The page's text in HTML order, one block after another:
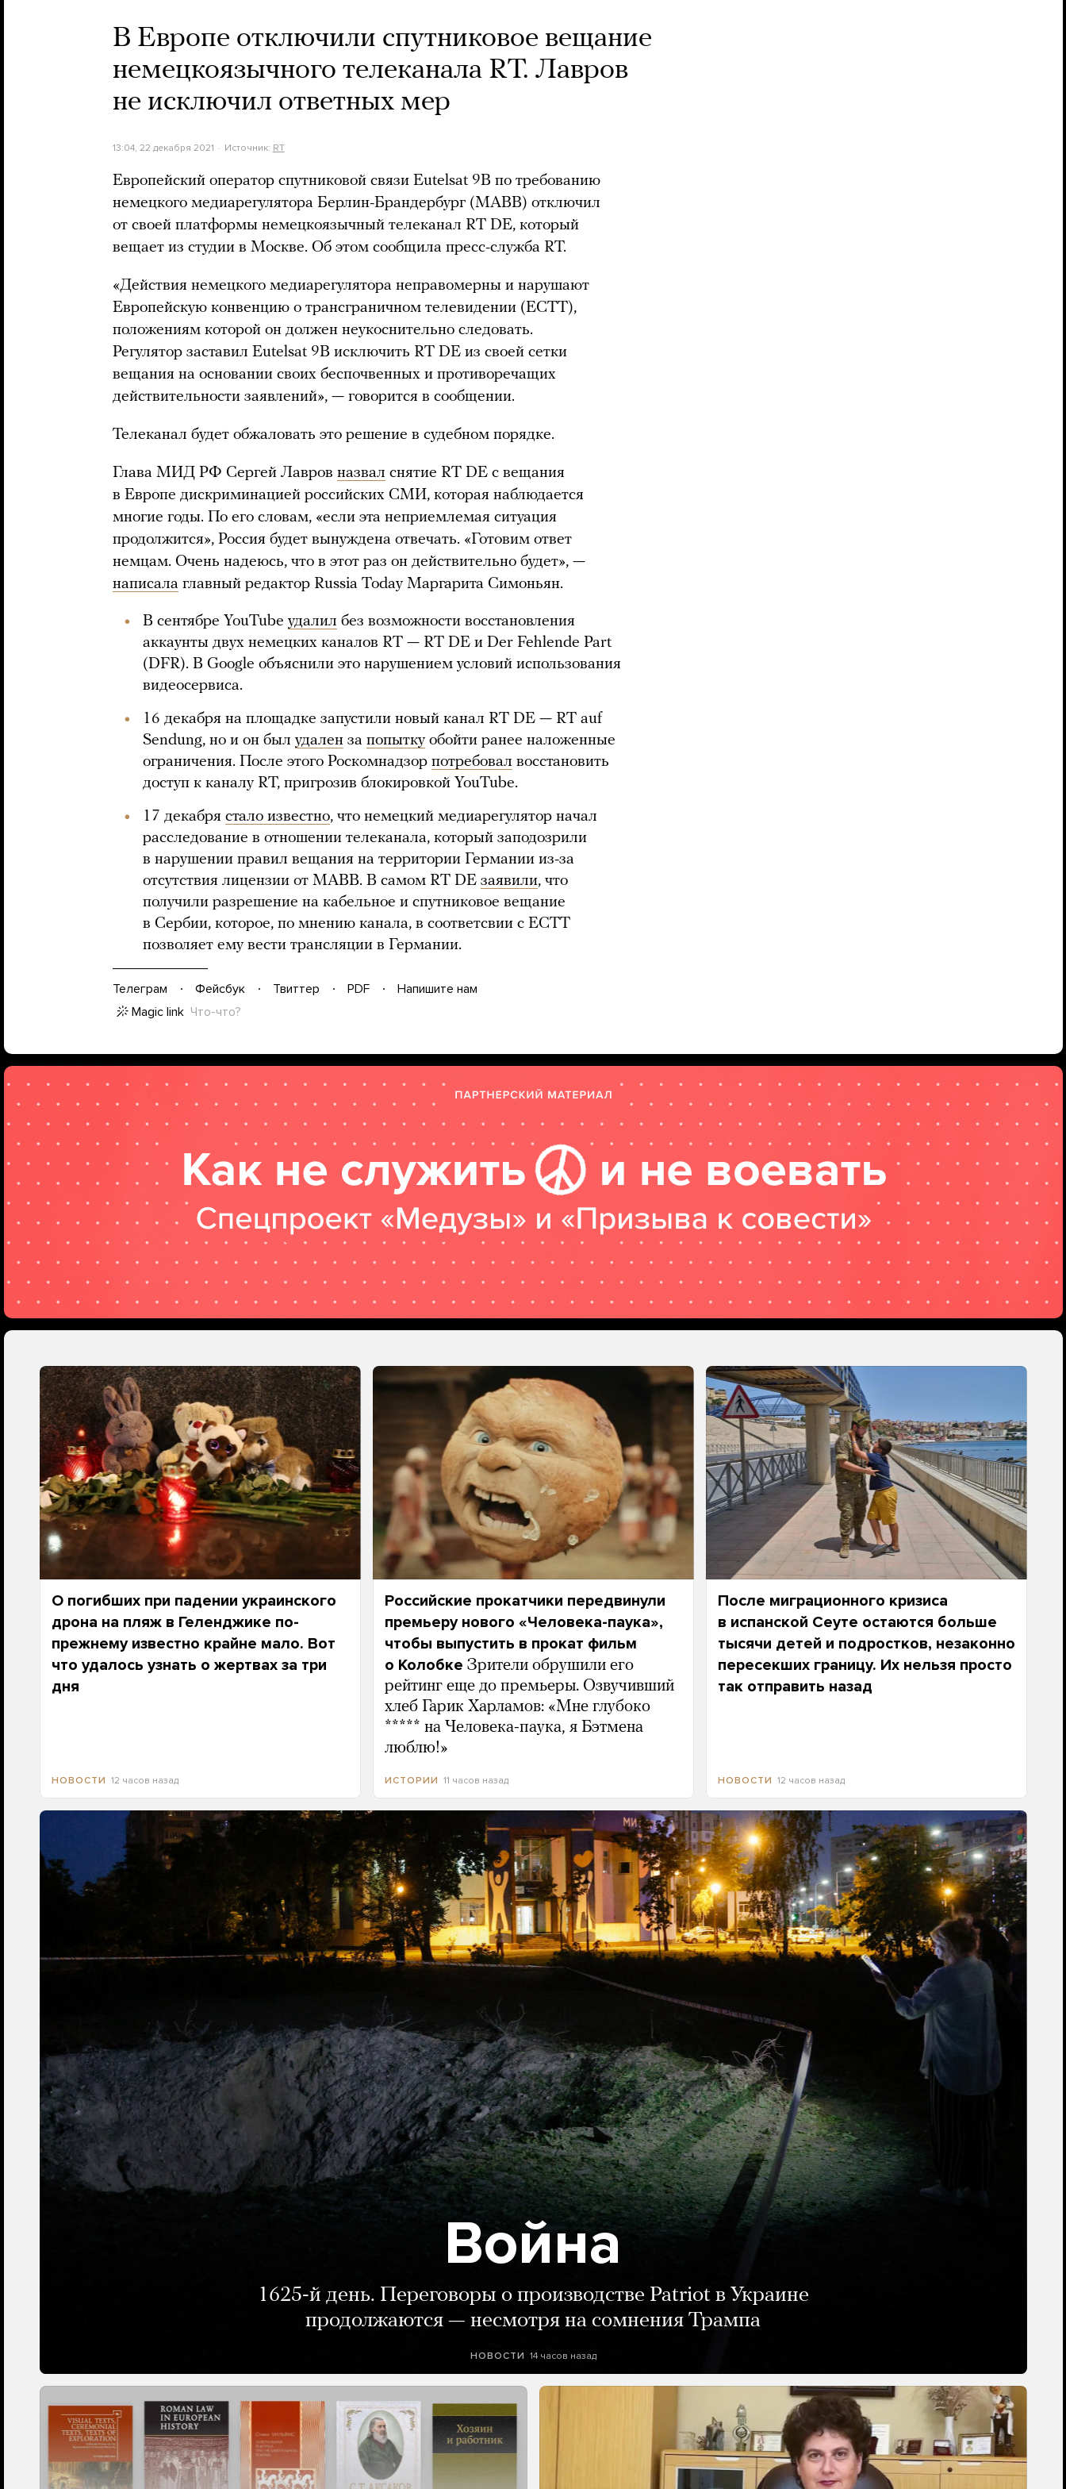
В Европе отключили спутниковое вещание
немецкоязычного телеканала RT. Лавров
не исключил ответных мер
13:04, 22 декабря 2021 Источник: RT
Европейский оператор спутниковой связи Eutelsat 9В по требованию
немецкого медиарегулятора Берлин-Брандербург (MABB) отключил
от своей платформы немецкоязычный телеканал RT DE, который
вещает из студии в Москве. Об этом сообщила пресс-служба RT.
«Действия немецкого медиарегулятора неправомерны и нарушают
Европейскую конвенцию о трансграничном телевидении (ECTT),
положениям которой он должен неукоснительно следовать.
Регулятор заставил Eutelsat 9В исключить RT DE из своей сетки
вещания на основании своих беспочвенных и противоречащих
действительности заявлений», — говорится в сообщении.
Телеканал будет обжаловать это решение в судебном порядке.
Глава МИД РФ Сергей Лавров назвал снятие RT DE с вещания
в Европе дискриминацией российских СМИ, которая наблюдается
многие годы. По его словам, «если эта неприемлемая ситуация
продолжится», Россия будет вынуждена отвечать. «Готовим ответ
немцам. Очень надеюсь, что в этот раз он действительно будет», —
написала главный редактор Russia Today Маргарита Симоньян.
В сентябре YouTube удалил без возможности восстановления
аккаунты двух немецких каналов RT — RT DE и Der Fehlende Part
(DFR). В Google объяснили это нарушением условий использования
видеосервиса.
16 декабря на площадке запустили новый канал RT DE — RT auf
Sendung, но и он был удален за попыткуобойти ранее наложенные
ограничения. После этого Роскомнадзор потребовал восстановить
доступ к каналу RT, пригрозив блокировкой YouTube.
17 декабря стало известно, что немецкий медиарегулятор начал
расследование в отношении телеканала, который заподозрили
в нарушении правил вещания на территории Германии из-за
отсутствия лицензии от MABB. В самом RT DE заявили, что
получили разрешение на кабельное и спутниковое вещание
в Сербии, которое, по мнению канала, в соответсвии с ЕСТТ
позволяет ему вести трансляции в Германии.
Телеграм Фейсбук Твиттер PDF
Напишите нам
Magic link Что-что?
О погибших при падении украинского
дрона на пляж в Геленджике по-
прежнему известно крайне мало. Вот
что удалось узнать о жертвах за три
дня
НОВОСТИ 12 часов назад
Российские прокатчики передвинули
премьеру нового «Человека-паука»,
чтобы выпустить в прокат фильм
о Колобке Зрители обрушили его
рейтинг еще до премьеры. Озвучивший
хлеб Гарик Харламов: «Мне глубоко
***** на Человека-паука, я Бэтмена
люблю!»
ИСТОРИИ 11 часов назад
После миграционного кризиса
в испанской Сеуте остаются больше
тысячи детей и подростков, незаконно
пересекших границу. Их нельзя просто
так отправить назад
НОВОСТИ 12 часов назад
Война
1625-й день. Переговоры о производстве Patriot в Украине
продолжаются — несмотря на сомнения Трампа
НОВОСТИ 14 часов назад